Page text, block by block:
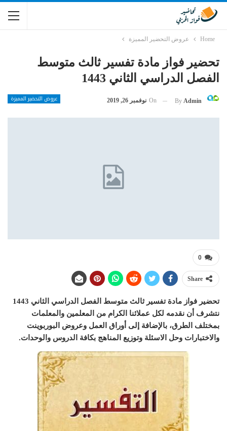
Home عروض التحضير المميزة
تحضير فواز مادة تفسير ثالث متوسط
الفصل الدراسي الثاني 1443
عروض التحضير المميزة By Admin
On نوفمبر 26, 2019
0
Share
تحضير فواز مادة تفسير ثالث متوسط الفصل الدراسي الثاني 1443
نتشرف أن نقدمه لكل عملائنا الكرام من المعلمين والمعلمات
بمختلف الطرق، بالإضافة إلى أوراق العمل وعروض البوربوينت
والاختبارات وحل الاسئلة وتوزيع المناهج بكافة الدروس والوحدات.